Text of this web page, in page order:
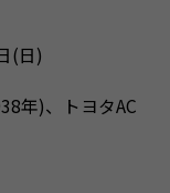
(日)
年)、トヨタAC